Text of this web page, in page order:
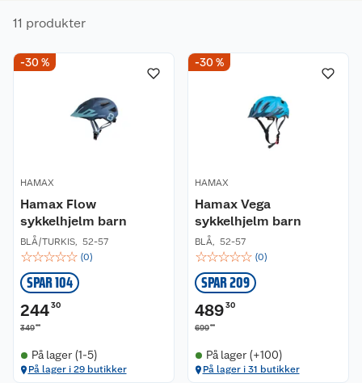
11 produkter
-30 %
HAMAX
Hamax Flow
sykkelhjelm barn
BLÅ/TURKIS, 52-57
☆☆☆☆☆ (0)
SPAR 104
24430
34900
På lager (1-5)
På lager i 29 butikker
-30 %
HAMAX
Hamax Vega
sykkelhjelm barn
BLÅ, 52-57
☆☆☆☆☆ (0)
SPAR 209
48930
69900
På lager (+100)
På lager i 31 butikker